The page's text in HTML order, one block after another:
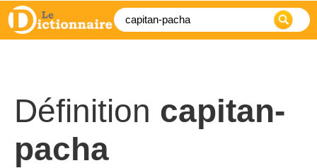
Définition capitan-
pacha